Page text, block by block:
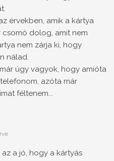
érvekben, amik a kártya
csomó dolog, amit nem
nem zárja ki, hogy
nálad.
úgy vagyok, hogy amióta
azóta már
féltenem...
a jó, hogy a kártyás